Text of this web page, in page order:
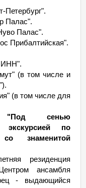
Петербург".
Палас".
Палас".
Прибалтийская".
ИНН".
(в том числе и
(в том числе для
"Под сенью
экскурсией по
со знаменитой
резиденция
ансамбля
- выдающийся